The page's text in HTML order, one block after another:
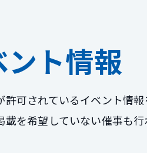
ント情報
許可されているイベント情報
載を希望していない催事も